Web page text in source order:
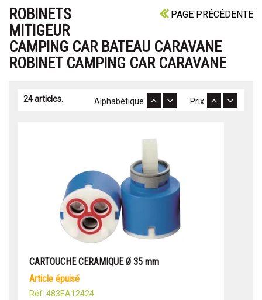
PAGE PRÉCÉDENTE
ROBINETS
MITIGEUR
CAMPING CAR BATEAU CARAVANE
ROBINET CAMPING CAR CARAVANE
24 articles. Prix
Alphabétique
CARTOUCHE CERAMIQUE Ø 35 mm
article épuisé
Réf: 483EA12424